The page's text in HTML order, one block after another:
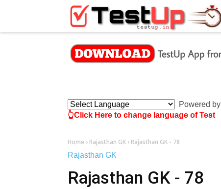
Powered by
👆Click Here to change language of Test
Home › Rajasthan GK › Rajasthan GK - 78
Rajasthan GK
Rajasthan GK - 78